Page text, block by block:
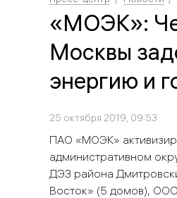
«МОЭК»:
Москвы
энергию и
25 октября 2019, 09:53
ПАО «МОЭК»
административном
ДЭЗ района
Восток» (5 домов),